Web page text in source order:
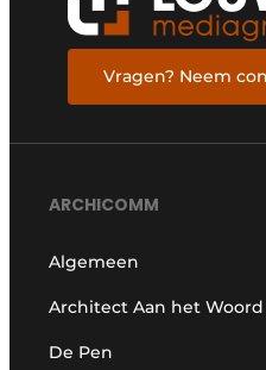
Vragen? Neem
ARCHICOMM
Algemeen
Architect Aan het Woord
De Pen